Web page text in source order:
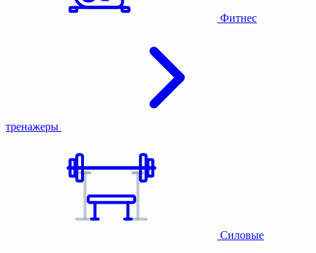
Фитнес
тренажеры
Силовые